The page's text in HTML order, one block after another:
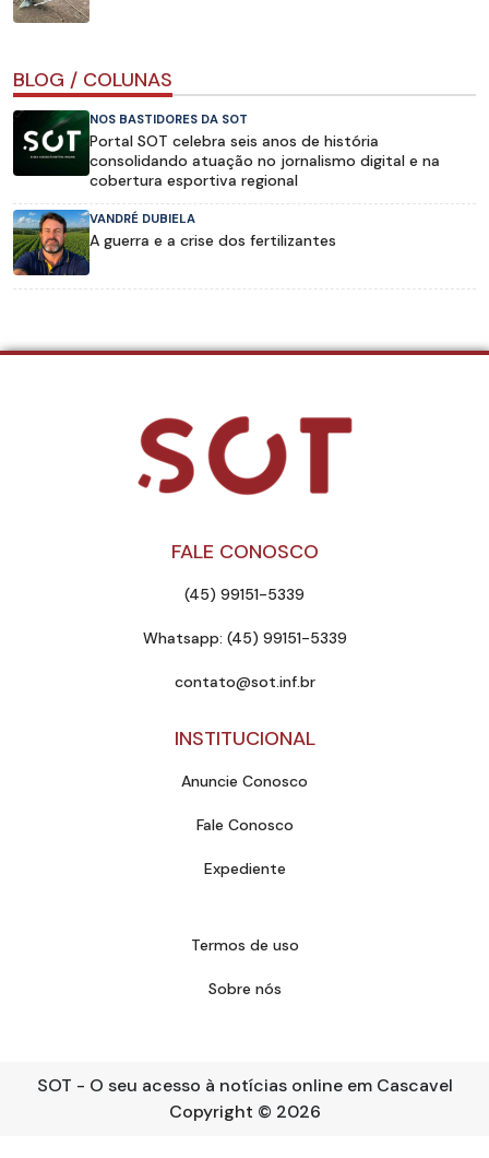
BLOG / COLUNAS
NOS BASTIDORES DA SOT
Portal SOT celebra seis anos de história
consolidando atuação no jornalismo digital e na
cobertura esportiva regional
VANDRÉ DUBIELA
A guerra e a crise dos fertilizantes
FALE CONOSCO
(45) 99151-5339
Whatsapp: (45) 99151-5339
contato@sot.inf.br
INSTITUCIONAL
Anuncie Conosco
Fale Conosco
Expediente
Termos de uso
Sobre nós
SOT - O seu acesso à notícias online em Cascavel
Copyright © 2026